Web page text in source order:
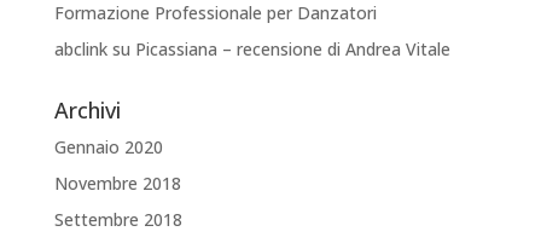
Formazione Professionale per Danzatori
abclinksu Picassiana – recensione di Andrea Vitale
Archivi
Gennaio 2020
Novembre 2018
Settembre 2018